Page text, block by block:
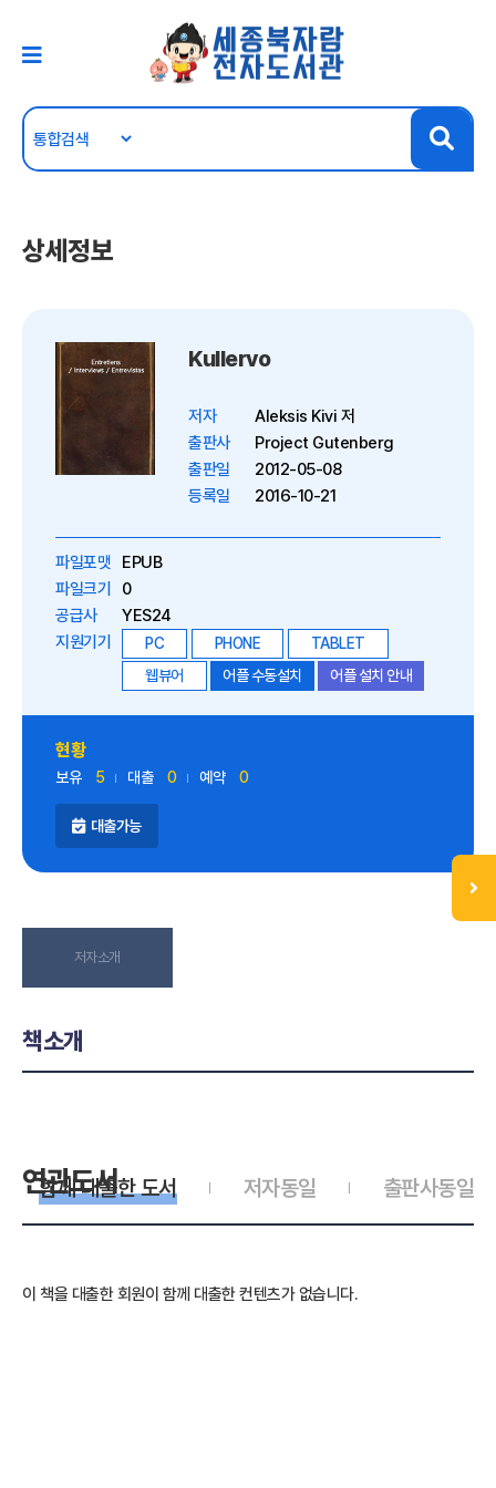
상세정보
Kullervo
저자
Aleksis Kivi 저
출판사
Project Gutenberg
출판일
2012-05-08
등록일
2016-10-21
파일포맷
EPUB
파일크기
0
공급사
YES24
지원기기
PC PHONE
TABLET
웹뷰어
어플 수동설치 어플 설치 안내
현황
보유 5 대출 0 예약 0
대출가능
저자소개
책소개
연관도서 출판사동일
저자동일
함께 대출한 도서
이 책을 대출한 회원이 함께 대출한 컨텐츠가 없습니다.